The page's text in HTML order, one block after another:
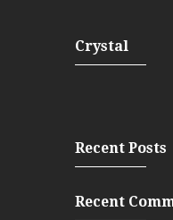
Crystal
Recent Posts
Recent